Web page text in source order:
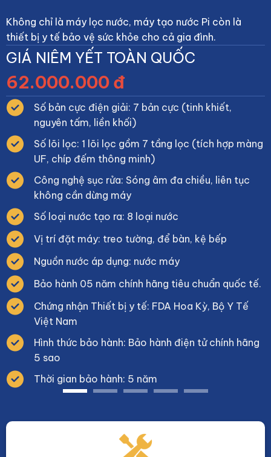
Không chỉ là máy lọc nước, máy tạo nước Pi còn là
thiết bị y tế bảo vệ sức khỏe cho cả gia đình.
GIÁ NIÊM YẾT TOÀN QUỐC
62.000.000 đ
Số bản cực điện giải: 7 bản cực (tinh khiết,
nguyên tấm, liền khối)
Số lõi lọc: 1 lõi lọc gồm 7 tầng lọc (tích hợp màng
UF, chíp đếm thông minh)
Công nghệ sục rửa: Sóng âm đa chiều, liên tục
không cần dừng máy
Số loại nước tạo ra: 8 loại nước
Vị trí đặt máy: treo tường, để bàn, kệ bếp
Nguồn nước áp dụng: nước máy
Bảo hành 05 năm chính hãng tiêu chuẩn quốc tế.
Chứng nhận Thiết bị y tế: FDA Hoa Kỳ, Bộ Y Tế
Việt Nam
Hình thức bảo hành: Bảo hành điện tử chính hãng
5 sao
Thời gian bảo hành: 5 năm